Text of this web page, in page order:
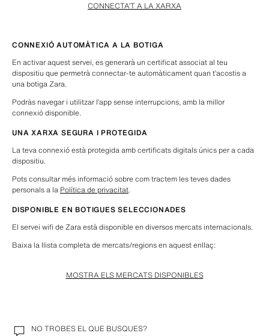
CONNECTA’T A LA XARXA
CONNEXIÓ AUTOMÀTICA A LA BOTIGA
En activar aquest servei, es generarà un certificat associat al teu
dispositiu que permetrà connectar-te automàticament quan t’acostis a
una botiga Zara.
Podràs navegar i utilitzar l’app sense interrupcions, amb la millor
connexió disponible.
UNA XARXA SEGURA I PROTEGIDA
La teva connexió està protegida amb certificats digitals únics per a cada
dispositiu.
Pots consultar més informació sobre com tractem les teves dades
personals a la Política de privacitat.
DISPONIBLE EN BOTIGUES SELECCIONADES
El servei wifi de Zara està disponible en diversos mercats internacionals.
Baixa la llista completa de mercats/regions en aquest enllaç:
MOSTRA ELS MERCATS DISPONIBLES
NO TROBES EL QUE BUSQUES?